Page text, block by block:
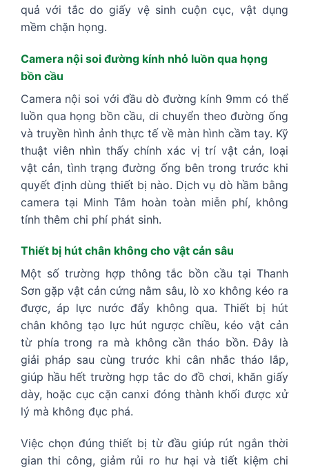
quả với tắc do giấy vệ sinh cuộn cục, vật dụng
mềm chặn họng.
Camera nội soi đường kính nhỏ luồn qua họng
bồn cầu
Camera nội soi với đầu dò đường kính 9mm có thể
luồn qua họng bồn cầu, di chuyển theo đường ống
và truyền hình ảnh thực tế về màn hình cầm tay. Kỹ
thuật viên nhìn thấy chính xác vị trí vật cản, loại
vật cản, tình trạng đường ống bên trong trước khi
quyết định dùng thiết bị nào. Dịch vụ dò hầm bằng
camera tại Minh Tâm hoàn toàn miễn phí, không
tính thêm chi phí phát sinh.
Thiết bị hút chân không cho vật cản sâu
Một số trường hợp thông tắc bồn cầu tại Thanh
Sơn gặp vật cản cứng nằm sâu, lò xo không kéo ra
được, áp lực nước đẩy không qua. Thiết bị hút
chân không tạo lực hút ngược chiều, kéo vật cản
từ phía trong ra mà không cần tháo bồn. Đây là
giải pháp sau cùng trước khi cân nhắc tháo lắp,
giúp hầu hết trường hợp tắc do đồ chơi, khăn giấy
dày, hoặc cục cặn canxi đóng thành khối được xử
lý mà không đục phá.
Việc chọn đúng thiết bị từ đầu giúp rút ngắn thời
gian thi công, giảm rủi ro hư hại và tiết kiệm chi